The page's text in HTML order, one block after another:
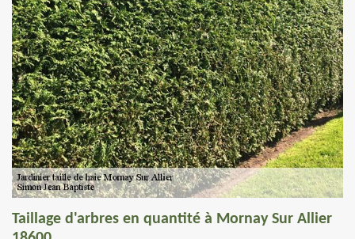
Taillage d'arbres en quantité à Mornay Sur Allier